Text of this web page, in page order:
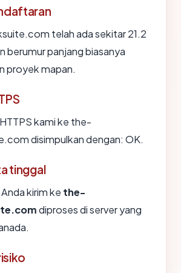
telah ada sekitar 21.2
berumur panjang biasanya
proyek mapan.
kami ke the-
disimpulkan dengan: OK.
tinggal
kirim ke the-
diproses di server yang